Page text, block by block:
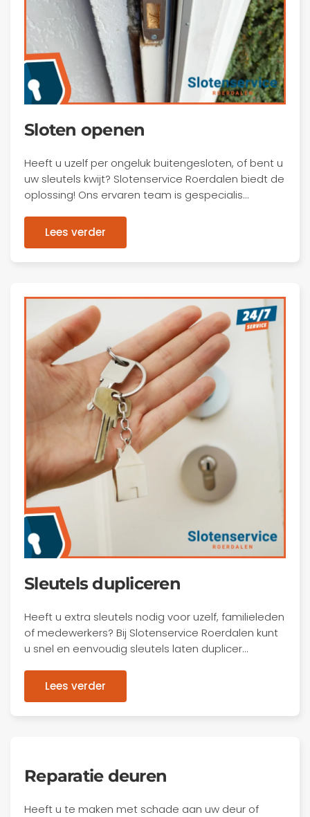
Sloten openen
Heeft u uzelf per ongeluk buitengesloten, of bent u
uw sleutels kwijt? Slotenservice Roerdalen biedt de
oplossing! Ons ervaren team is gespecialis…
Lees verder
Sleutels dupliceren
Heeft u extra sleutels nodig voor uzelf, familieleden
of medewerkers? Bij Slotenservice Roerdalen kunt
u snel en eenvoudig sleutels laten duplicer…
Lees verder
Reparatie deuren
Heeft u te maken met schade aan uw deur of